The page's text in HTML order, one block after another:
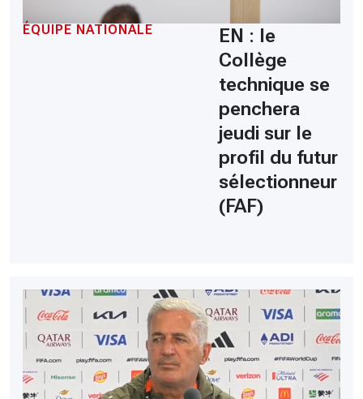
ÉQUIPE NATIONALE
EN : le
Collège
technique se
penchera
jeudi sur le
profil du futur
sélectionneur
(FAF)